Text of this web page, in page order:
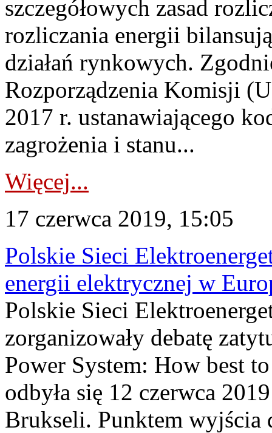
szczegółowych zasad
rozliczania energii
działań rynkowych.
Rozporządzenia Komisji
2017 r. ustanawiającego
zagrożenia i stanu...
Więcej...
17 czerwca 2019, 15:05
Polskie Sieci
energii elektrycznej w
Polskie Sieci
zorganizowały debatę
Power System: How best
odbyła się 12 czerwca
Brukseli. Punktem wyjścia